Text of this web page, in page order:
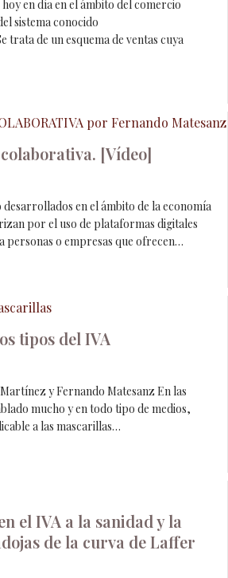
en día en el ámbito del comercio
sistema conocido
trata de un esquema de ventas cuya
[Vídeo]
desarrollados en el ámbito de la economía
por el uso de plataformas digitales
personas o empresas que ofrecen…
tipos del IVA
y Fernando Matesanz En las
mucho y en todo tipo de medios,
a las mascarillas…
el IVA a la sanidad y la
de la curva de Laffer